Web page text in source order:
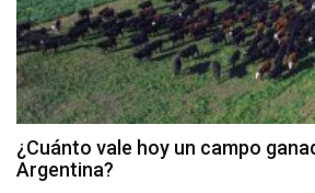
¿Cuánto vale hoy un campo
Argentina?